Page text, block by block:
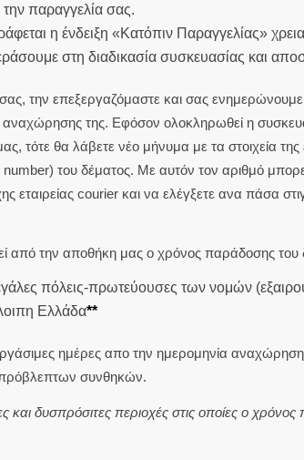
παραγγελία σας.
η ένδειξη «Κατόπιν Παραγγελίας»
στη διαδικασία συσκευασίας και
την επεξεργαζόμαστε και σας
αναχώρησης της. Εφόσον ολοκληρωθεί η
τότε θα λάβετε νέο μήνυμα με τα στοιχεία της
του δέματος. Με αυτόν τον αριθμό
εταιρείας courier και να ελέγξετε ανα πάσα
από την αποθήκη μας ο χρόνος παράδοσης του
πόλεις-πρωτεύουσες των νομών
Ελλάδα**
ημέρες απο την ημερομηνία
συνθηκών.
και δυσπρόσιτες περιοχές στις οποίες ο